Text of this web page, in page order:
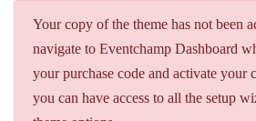
Your copy of the theme has not been
navigate to Eventchamp Dashboard
your purchase code and activate your
you can have access to all the setup